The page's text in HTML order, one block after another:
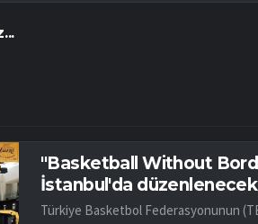
"Basketball Without
İstanbul'da düzenlenecek
Türkiye Basketbol Federasyonunun